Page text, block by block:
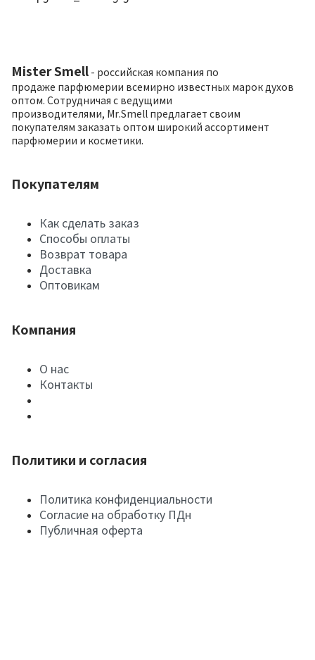
Mister Smell - российская компания по
продаже парфюмерии всемирно известных марок духов
оптом. Сотрудничая с ведущими
производителями, Mr.Smell предлагает своим
покупателям заказать оптом широкий ассортимент
парфюмерии и косметики.
Покупателям
Как сделать заказ
Способы оплаты
Возврат товара
Доставка
Оптовикам
Компания
О нас
Контакты
Политики и согласия
Политика конфиденциальности
Согласие на обработку ПДн
Публичная оферта